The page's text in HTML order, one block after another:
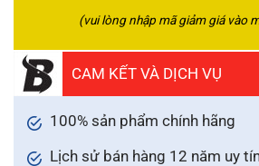
(vui lòng nhập mã giảm giá vào
CAM KẾT VÀ DỊCH VỤ
100% sản phẩm chính hãng
Lịch sử bán hàng 12 năm uy